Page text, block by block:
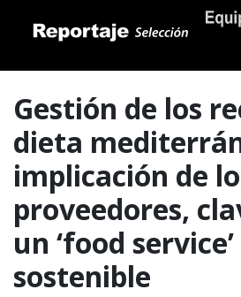
Gestión de los
dieta
implicación de
proveedores,
un ‘food
sostenible